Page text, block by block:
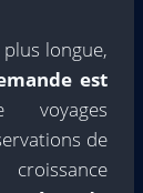
longue,
est
de